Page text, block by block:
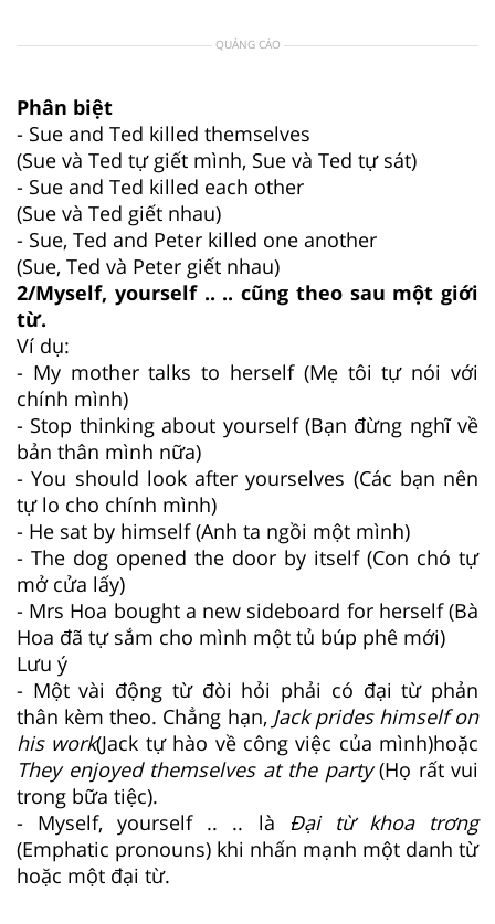
QUẢNG CÁO
Phân biệt
- Sue and Ted killed themselves
(Sue và Ted tự giết mình, Sue và Ted tự sát)
- Sue and Ted killed each other
(Sue và Ted giết nhau)
- Sue, Ted and Peter killed one another
(Sue, Ted và Peter giết nhau)
2/Myself, yourself .. .. cũng theo sau một giới
từ.
Ví dụ:
- My mother talks to herself (Mẹ tôi tự nói với
chính mình)
- Stop thinking about yourself (Bạn đừng nghĩ về
bản thân mình nữa)
- You should look after yourselves (Các bạn nên
tự lo cho chính mình)
- He sat by himself (Anh ta ngồi một mình)
- The dog opened the door by itself (Con chó tự
mở cửa lấy)
- Mrs Hoa bought a new sideboard for herself (Bà
Hoa đã tự sắm cho mình một tủ búp phê mới)
Lưu ý
- Một vài động từ đòi hỏi phải có đại từ phản
thân kèm theo. Chẳng hạn, Jack prides himself on
his work(Jack tự hào về công việc của mình)hoặc
They enjoyed themselves at the party(Họ rất vui
trong bữa tiệc).
- Myself, yourself .. .. là Đại từ khoa tr­ơng
(Emphatic pronouns) khi nhấn mạnh một danh từ
hoặc một đại từ.